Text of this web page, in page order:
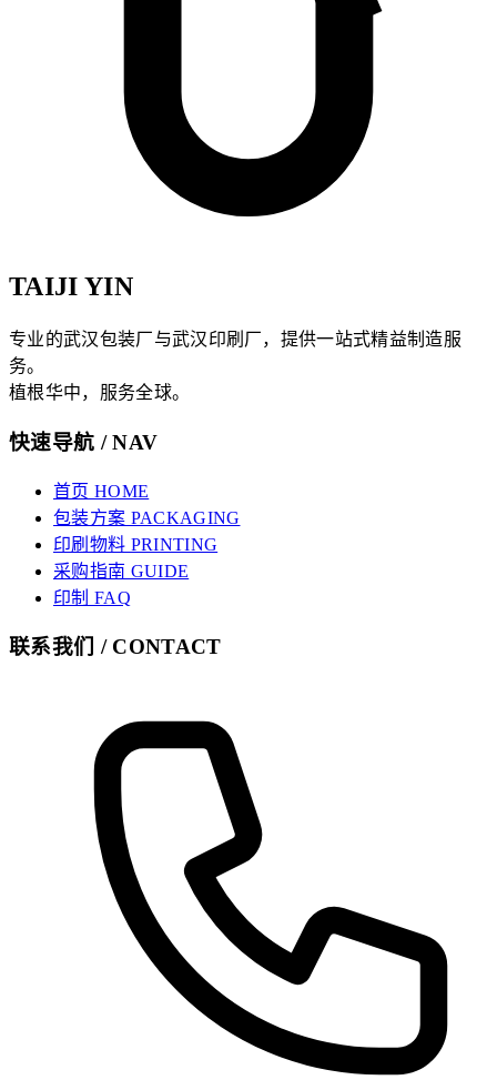
TAIJI YIN
专业的武汉包装厂与武汉印刷厂，提供一站式精益制造服
务。
植根华中，服务全球。
快速导航 / NAV
首页 HOME
包装方案 PACKAGING
印刷物料 PRINTING
采购指南 GUIDE
印制 FAQ
联系我们 / CONTACT